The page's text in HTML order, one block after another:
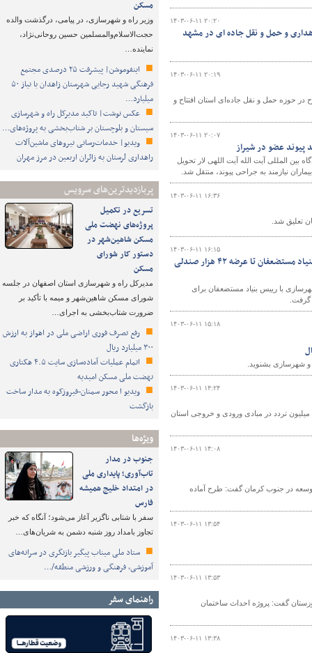
مسکن
وزیر راه و شهرسازی، در پیامی، درگذشت والده
حجت‌الاسلام‌والمسلمین حسین روحانی‌نژاد،
نماینده…
اینفوموشن| پیشرفت ۲۵ درصدی مجتمع
فرهنگی شهید رجایی شهرستان زاهدان با نیاز ۵۰
میلیارد…
عکس نوشت| تاکید مدیرکل راه و شهرسازی
سیستان و بلوچستان بر شتاب‌بخشی به پروژه‌های…
ویدیو| خدمات‌رسانی نیروهای ماشین‌آلات
راهداری لرستان به زائران اربعین در مرز مهران
پربازدیدترین‌های سرویس
تسریع در تکمیل
پروژه‌های نهضت ملی
مسکن شاهین‌شهر در
دستور کار شورای
مسکن
مدیرکل راه و شهرسازی استان اصفهان در جلسه
شورای مسکن شاهین‌شهر و میمه با تأکید بر
ضرورت شتاب‌بخشی به اجرای…
رفع تصرف فوری اراضی ملی در اهواز به ارزش
۳۰۰ میلیارد ریال
اتمام عملیات آماده‌سازی سایت ۴.۵ هکتاری
نهضت ملی مسکن امیدیه
ویدیو ا محور سمنان-فیروزکوه به مدار ساخت
بازگشت
ویژه‌ها
جنوب در مدار
تاب‌آوری؛ پایداری ملی
در امتداد خلیج همیشه
فارس
سفر با شتابی ناگزیر آغاز می‌شود؛ آنگاه که خبر
تجاوز بامداد روز شنبه دشمن به شریان‌های…
ستاد ملی میناب پیگیر بازنگری در سرانه‌های
آموزشی، فرهنگی و ورزشی منطقه/…
راهنمای سفر
۱۴۰۳-۰۶-۱۱ ۲۰:۲۰
و حمل و نقل جاده ای در مشهد
۱۴۰۳-۰۶-۱۱ ۲۰:۱۹
و حمل و نقل جاده‌ای کهگیلویه و بویراحمد گفت: در هفته دولت ، ۳۰ طرح در حوزه حمل و نقل جاده‌ای استان افتتاح و
۱۴۰۳-۰۶-۱۱ ۲۰:۰۷
پیوند عضو در شیراز
بین المللی آیت الله آیت اللهی لار تحویل
نیازمند به جراحی پیوند، منتقل شد.
۱۴۰۳-۰۶-۱۱ ۱۶:۳۶
تعلیق شد.
۱۴۰۳-۰۶-۱۱ ۱۶:۱۵
مهمترین اخبار وزارت راه و شهرسازی| از مذاکرات وزیر راه و شهرسازی با رییس بنیاد مستضعفان تا عرضه ۴۲ هزار صندلی
از مذاکرات وزیر راه و شهرسازی با رییس بنیاد مستضعفان برای
۱۴۰۳-۰۶-۱۱ ۱۵:۱۸
و شهرسازی بشنوید.
۱۴۰۳-۰۶-۱۱ ۱۴:۲۴
رئیس مرکز مدیریت راه‌های اداره کل راهداری و حمل‌ونقل جاده‌ای استان اردبیل از ثبت ۸ میلیون تردد در مبادی ورودی و خروجی استان
۱۴۰۳-۰۶-۱۱ ۱۴:۰۸
در جنوب کرمان گفت: طرح آماده
۱۴۰۳-۰۶-۱۱ ۱۳:۵۴
۱۴۰۳-۰۶-۱۱ ۱۳:۵۳
گفت: پروژه احداث ساختمان
۱۴۰۳-۰۶-۱۱ ۱۳:۳۸